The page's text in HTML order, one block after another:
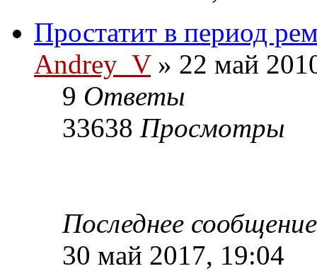
Простатит в период
Andrey_V» 22 май
9 Ответы
33638 Просмотры
Последнее
30 май 2017, 19:04